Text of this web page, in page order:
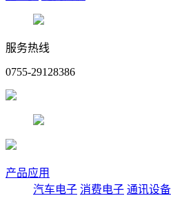
服务热线
0755-29128386
产品应用
汽车电子 消费电子 通讯设备